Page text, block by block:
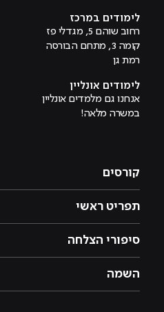
לימודים במרכז
רחוב שוהם 5, מגדלי פז
קומה 3, מתחם הבורסה
רמת גן
לימודים אונליין
אנחנו גם מלמדים אונליין
במשרה מלאה!
קורסים
תפריט ראשי
סיפורי הצלחה
השמה